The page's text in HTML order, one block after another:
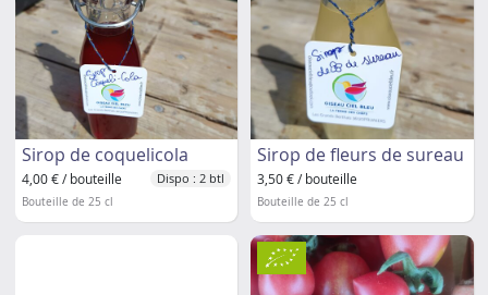
Sirop de coquelicola
4,00 € / bouteille Dispo : 2 btl
Bouteille de 25 cl
Sirop de fleurs de sureau
3,50 € / bouteille
Bouteille de 25 cl